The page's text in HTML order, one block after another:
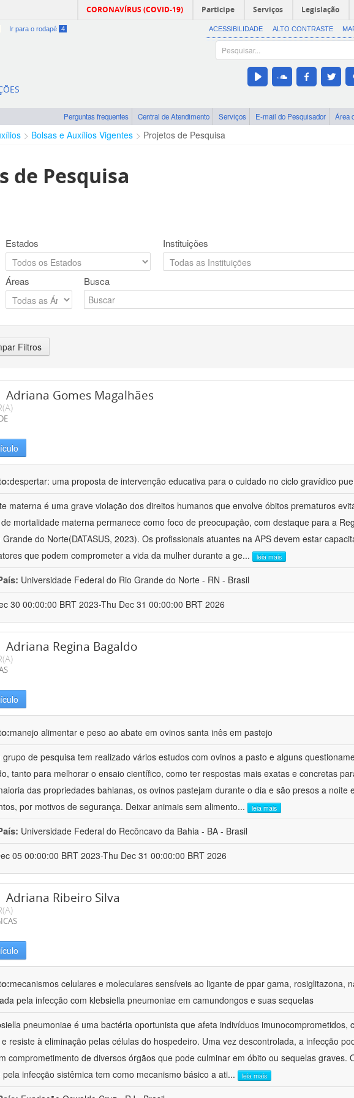
CORONAVÍRUS (COVID-19) Participe Serviços Legislação
Ir para o rodapé 4 ACESSIBILIDADE ALTO CONTRASTE
Perguntas frequentes Central de Atendimento Serviços E-mail do Pesquisador Área
Bolsas e Auxílios Vigentes Projetos de Pesquisa
de Pesquisa
Estados Instituições
Áreas Busca
Filtros
Adriana Gomes Magalhães
despertar: uma proposta de intervenção educativa para o cuidado no ciclo gravídico
materna é uma grave violação dos direitos humanos que envolve óbitos prematuros
mortalidade materna permanece como foco de preocupação, com destaque para a
do Norte(DATASUS, 2023). Os profissionais atuantes na APS devem estar
que podem comprometer a vida da mulher durante a ge... leia mais
Universidade Federal do Rio Grande do Norte - RN - Brasil
30 00:00:00 BRT 2023-Thu Dec 31 00:00:00 BRT 2026
Adriana Regina Bagaldo
manejo alimentar e peso ao abate em ovinos santa inês em pastejo
grupo de pesquisa tem realizado vários estudos com ovinos a pasto e alguns
tanto para melhorar o ensaio científico, como ter respostas mais exatas e concretas
das propriedades bahianas, os ovinos pastejam durante o dia e são presos a noite
por motivos de segurança. Deixar animais sem alimento... leia mais
Universidade Federal do Recôncavo da Bahia - BA - Brasil
05 00:00:00 BRT 2023-Thu Dec 31 00:00:00 BRT 2026
Adriana Ribeiro Silva
mecanismos celulares e moleculares sensíveis ao ligante de ppar gama, rosiglitazona,
pela infecção com klebsiella pneumoniae em camundongos e suas sequelas
pneumoniae é uma bactéria oportunista que afeta indivíduos imunocomprometidos,
resiste à eliminação pelas células do hospedeiro. Uma vez descontrolada, a infecção
comprometimento de diversos órgãos que pode culminar em óbito ou sequelas graves.
infecção sistêmica tem como mecanismo básico a ati... leia mais